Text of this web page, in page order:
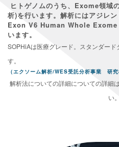
ヒトゲノムのうち、Exome領域
析)を行います。解析にはアジレ
Exon V6 Human Whole
います。
SOPHiAは医療グレード。スタンダー
す。
（エクソーム解析/WES受託分析事業 研究
解析法についての詳細についての詳細
い。